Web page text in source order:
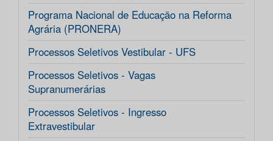
Programa Nacional de Educação na Reforma
Agrária (PRONERA)
Processos Seletivos Vestibular - UFS
Processos Seletivos - Vagas
Supranumerárias
Processos Seletivos - Ingresso
Extravestibular